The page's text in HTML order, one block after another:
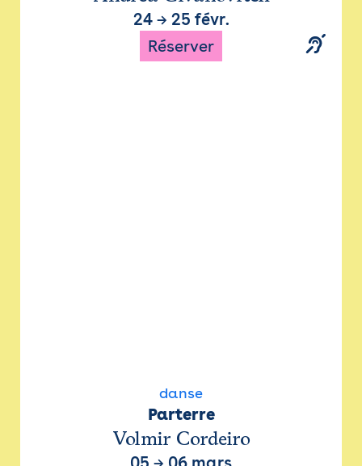
24→ 25 févr.
Réserver
danse
Parterre
Volmir Cordeiro